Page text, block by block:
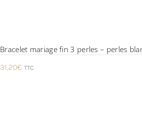
Bracelet mariage fin 3 perles – perles
31,20€ TTC